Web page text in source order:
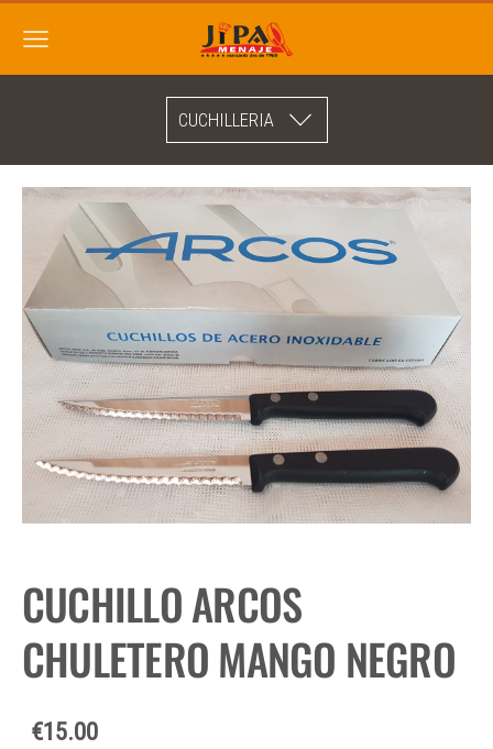
CUCHILLERIA
CUCHILLO ARCOS
CHULETERO MANGO NEGRO
€15.00